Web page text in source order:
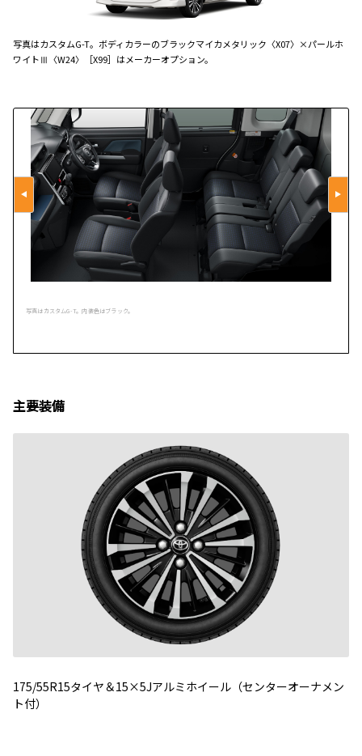
写真はカスタムG-T。ボディカラーのブラックマイカメタリック〈X07〉×パールホ
ワイトⅢ〈W24〉［X99］はメーカーオプション。
写真はカスタムG-T。内装色はブラック。
主要装備
175/55R15タイヤ＆15×5Jアルミホイール（センターオーナメン
ト付）